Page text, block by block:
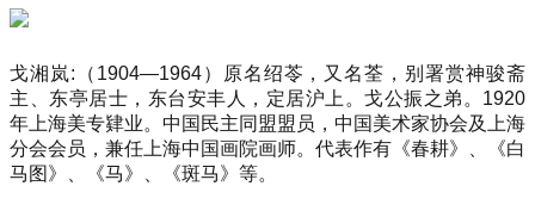
戈湘岚:（1904—1964）原名绍苓，又名荃，别署赏神骏斋
主、东亭居士，东台安丰人，定居沪上。戈公振之弟。1920
年上海美专肄业。中国民主同盟盟员，中国美术家协会及上海
分会会员，兼任上海中国画院画师。代表作有《春耕》、《白
马图》、《马》、《斑马》等。